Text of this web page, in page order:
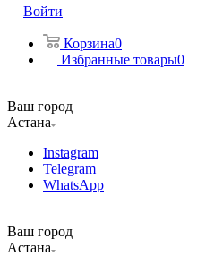
Войти
Корзина0
Избранные товары0
Ваш город
Астана
Instagram
Telegram
WhatsApp
Ваш город
Астана